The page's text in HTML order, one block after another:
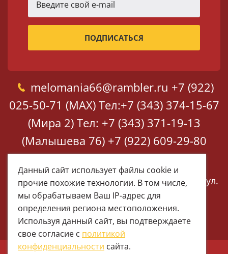
melomania66@rambler.ru +7 (922)
025-50-71 (MAX) Тел:+7 (343) 374-15-67
(Мира 2) Тел: +7 (343) 371-19-13
(Малышева 76) +7 (922) 609-29-80
(MAX)
Екатеринбург, ул. Мира 2
Екатеринбург, ул.
Малышева 76
Данный сайт использует файлы cookie и
прочие похожие технологии. В том числе,
мы обрабатываем Ваш IP-адрес для
определения региона местоположения.
Используя данный сайт, вы подтверждаете
свое согласие с политикой
конфиденциальности сайта.